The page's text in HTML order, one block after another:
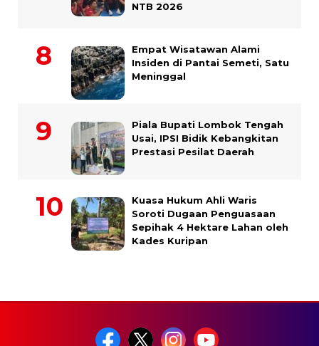
NTB 2026
Empat Wisatawan Alami
Insiden di Pantai Semeti, Satu
Meninggal
Piala Bupati Lombok Tengah
Usai, IPSI Bidik Kebangkitan
Prestasi Pesilat Daerah
Kuasa Hukum Ahli Waris
Soroti Dugaan Penguasaan
Sepihak 4 Hektare Lahan oleh
Kades Kuripan